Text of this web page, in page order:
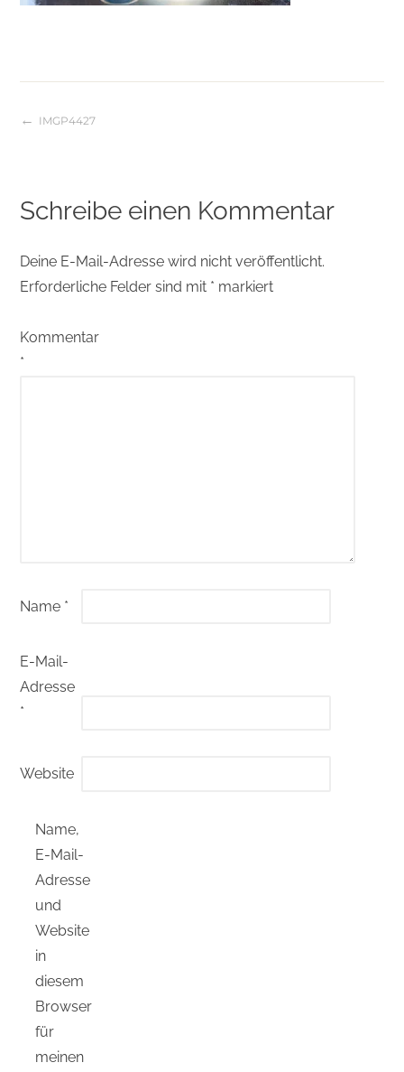
Beitragsnavigation
IMGP4427
Schreibe einen Kommentar
Deine E-Mail-Adresse wird nicht veröffentlicht.
Erforderliche Felder sind mit * markiert
Kommentar
*
Name *
E-Mail-
Adresse
*
Website
Name,
E-Mail-
Adresse
und
Website
in
diesem
Browser
für
meinen